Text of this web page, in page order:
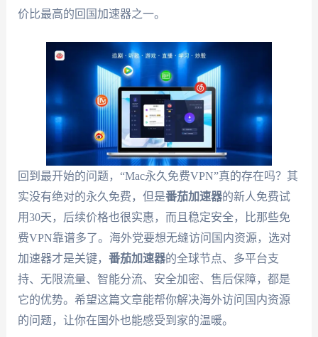
价比最高的回国加速器之一。
回到最开始的问题，“Mac永久免费VPN”真的存在吗？其
实没有绝对的永久免费，但是番茄加速器的新人免费试
用30天，后续价格也很实惠，而且稳定安全，比那些免
费VPN靠谱多了。海外党要想无缝访问国内资源，选对
加速器才是关键， 番茄加速器的全球节点、多平台支
持、无限流量、智能分流、安全加密、售后保障，都是
它的优势。希望这篇文章能帮你解决海外访问国内资源
的问题，让你在国外也能感受到家的温暖。